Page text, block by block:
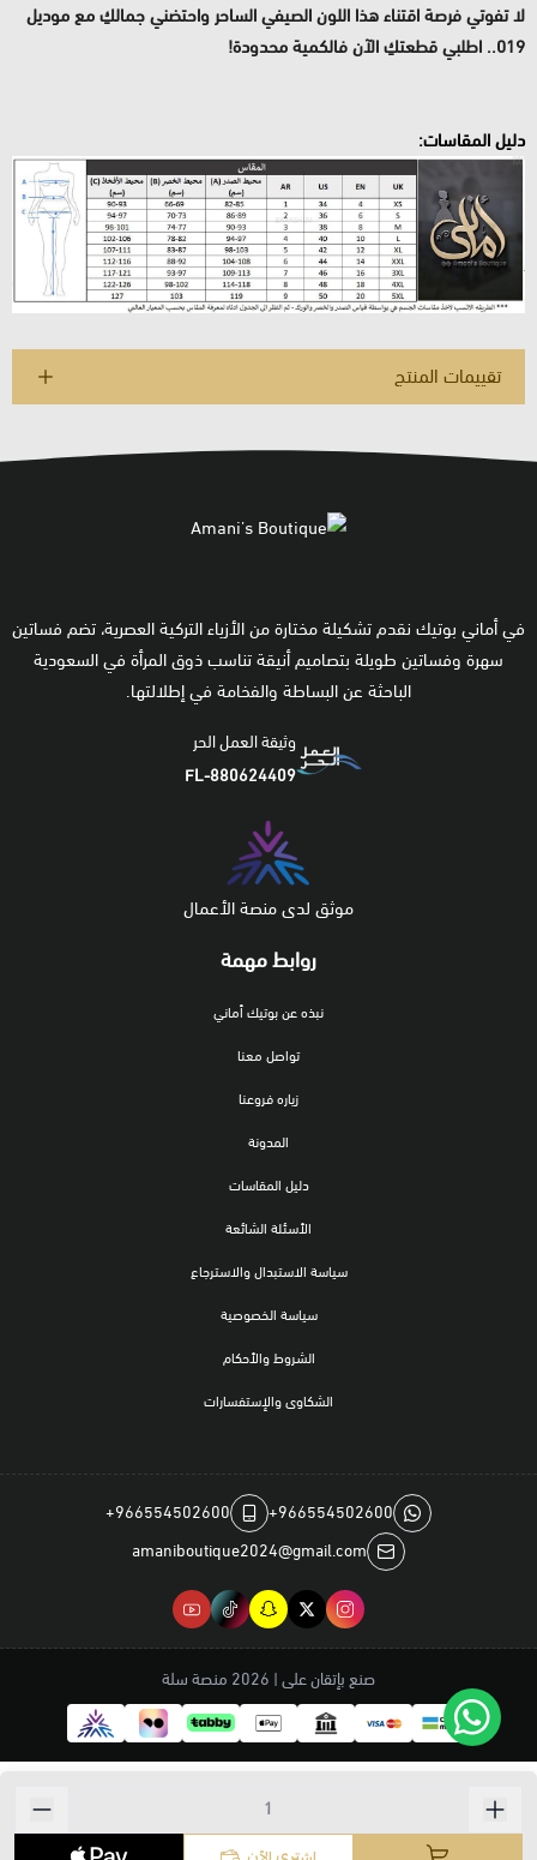
لا تفوتي فرصة اقتناء هذا اللون الصيفي الساحر واحتضني جمالكِ مع موديل
019.. اطلبي قطعتكِ الآن فالكمية محدودة!
دليل المقاسات:
تقييمات المنتج
روابط مهمة
نبذه عن بوتيك أماني
تواصل معنا
زياره فروعنا
المدونة
دليل المقاسات
الأسئلة الشائعة
سياسة الاستبدال والاسترجاع
سياسة الخصوصية
الشروط والأحكام
الشكاوى والإستفسارات
في أماني بوتيك نقدم تشكيلة مختارة من الأزياء التركية العصرية، تضم فساتين
سهرة وفساتين طويلة بتصاميم أنيقة تناسب ذوق المرأة في السعودية
الباحثة عن البساطة والفخامة في إطلالتها.
وثيقة العمل الحر
FL-880624409
موثق لدى منصة الأعمال
+966554502600
+966554502600
amaniboutique2024@gmail.com
صنع بإتقان على | 2026 منصة سلة